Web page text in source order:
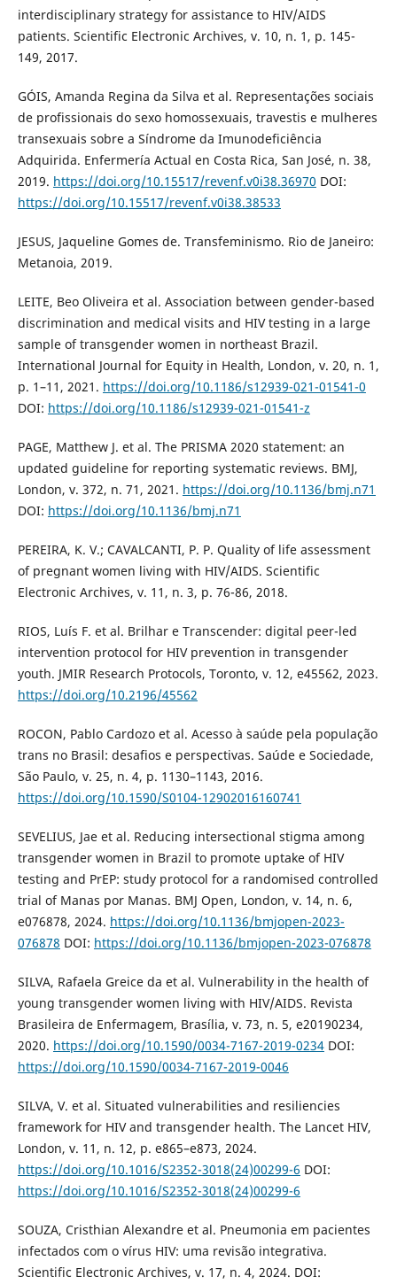
interdisciplinary strategy for assistance to HIV/AIDS
patients. Scientific Electronic Archives, v. 10, n. 1, p. 145-
149, 2017.
GÓIS, Amanda Regina da Silva et al. Representações sociais
de profissionais do sexo homossexuais, travestis e mulheres
transexuais sobre a Síndrome da Imunodeficiência
Adquirida. Enfermería Actual en Costa Rica, San José, n. 38,
2019. https://doi.org/10.15517/revenf.v0i38.36970 DOI:
https://doi.org/10.15517/revenf.v0i38.38533
JESUS, Jaqueline Gomes de. Transfeminismo. Rio de Janeiro:
Metanoia, 2019.
LEITE, Beo Oliveira et al. Association between gender-based
discrimination and medical visits and HIV testing in a large
sample of transgender women in northeast Brazil.
International Journal for Equity in Health, London, v. 20, n. 1,
p. 1–11, 2021. https://doi.org/10.1186/s12939-021-01541-0
DOI: https://doi.org/10.1186/s12939-021-01541-z
PAGE, Matthew J. et al. The PRISMA 2020 statement: an
updated guideline for reporting systematic reviews. BMJ,
London, v. 372, n. 71, 2021. https://doi.org/10.1136/bmj.n71
DOI: https://doi.org/10.1136/bmj.n71
PEREIRA, K. V.; CAVALCANTI, P. P. Quality of life assessment
of pregnant women living with HIV/AIDS. Scientific
Electronic Archives, v. 11, n. 3, p. 76-86, 2018.
RIOS, Luís F. et al. Brilhar e Transcender: digital peer-led
intervention protocol for HIV prevention in transgender
youth. JMIR Research Protocols, Toronto, v. 12, e45562, 2023.
https://doi.org/10.2196/45562
ROCON, Pablo Cardozo et al. Acesso à saúde pela população
trans no Brasil: desafios e perspectivas. Saúde e Sociedade,
São Paulo, v. 25, n. 4, p. 1130–1143, 2016.
https://doi.org/10.1590/S0104-12902016160741
SEVELIUS, Jae et al. Reducing intersectional stigma among
transgender women in Brazil to promote uptake of HIV
testing and PrEP: study protocol for a randomised controlled
trial of Manas por Manas. BMJ Open, London, v. 14, n. 6,
e076878, 2024. https://doi.org/10.1136/bmjopen-2023-
076878 DOI: https://doi.org/10.1136/bmjopen-2023-076878
SILVA, Rafaela Greice da et al. Vulnerability in the health of
young transgender women living with HIV/AIDS. Revista
Brasileira de Enfermagem, Brasília, v. 73, n. 5, e20190234,
2020. https://doi.org/10.1590/0034-7167-2019-0234DOI:
https://doi.org/10.1590/0034-7167-2019-0046
SILVA, V. et al. Situated vulnerabilities and resiliencies
framework for HIV and transgender health. The Lancet HIV,
London, v. 11, n. 12, p. e865–e873, 2024.
https://doi.org/10.1016/S2352-3018(24)00299-6 DOI:
https://doi.org/10.1016/S2352-3018(24)00299-6
SOUZA, Cristhian Alexandre et al. Pneumonia em pacientes
infectados com o vírus HIV: uma revisão integrativa.
Scientific Electronic Archives, v. 17, n. 4, 2024. DOI: